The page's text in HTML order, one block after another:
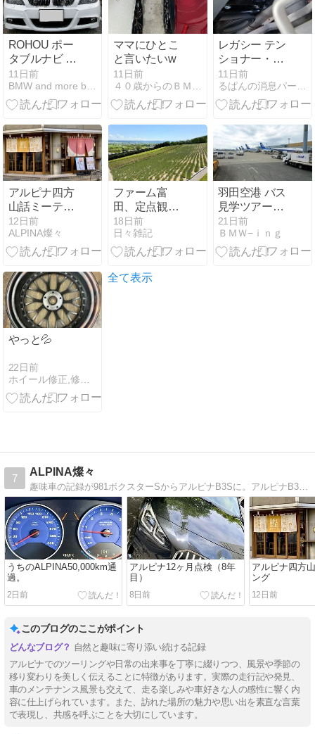
ROHOU ポー
タブルナビ 7
インチ ディス
プレイオーデ
ィオを購入 ｜
more blog
11日前
ママにひとこ
と言いたいw
11日前
レガシー テン
ショナー・プ
ーリー交換
11日前
アルピナ四方
山話ミーティ
ング
12日前
ALPINA燦々
ファーム富
田、定点観測
その1
18日前
日々雑記
羽田空港 バス
見学ツアーに
行ってきまし
た。(後編)
21日前
ＢＭＷ−ｉｎｇ
やっと💦
22日前
ホイール修正,修理,即日可能
全て表示
7
ALPINA燦々
趣味車の記録が981ボクスターSからアルピナB3Sに。アルピナB3Sの成長記録と、散歩と四方山話などを綴っています。
うちのALPINA50,000km通
過。
2日前
アルピナ12ヶ月点検（8年
目）
8日前
アルピナ四方
ング
12日前
このブログのここがポイント
自然と趣味に寄り添い続ける記録
アルピナでのツーリングや日常の出来事を丁寧に綴りつつ、風景や季節の
移り変わりを美しく伝えることに特徴があります。実際の走行記や発見、
車のメンテナンス風景も交えて、走る楽しみや車好きな人の感性に響く内
容に仕上げられています。また、訪れた場所の魅力や思い出を素直な言葉
で表現し、共感を呼ぶことを大切にしています。